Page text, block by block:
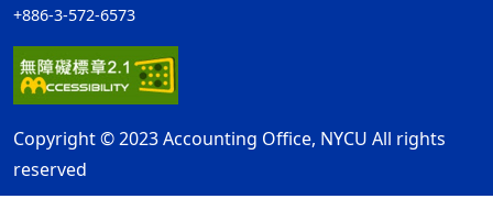
+886-3-572-6573
Copyright © 2023 Accounting Office, NYCU All rights
reserved